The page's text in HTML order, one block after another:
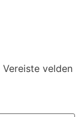
Vereiste velden